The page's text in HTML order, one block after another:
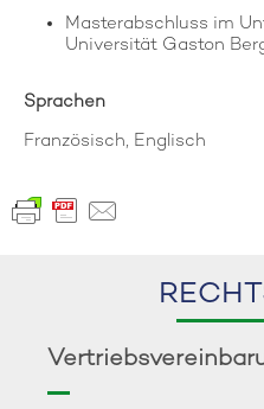
Masterabschluss im
Universität Gaston
Sprachen
Französisch, Englisch